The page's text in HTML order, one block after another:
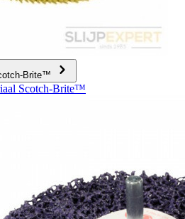
Brite™
Scotch-Brite™